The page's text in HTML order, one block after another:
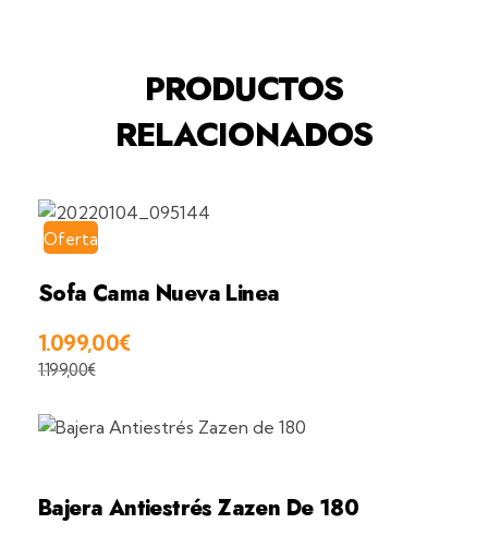
PRODUCTOS
RELACIONADOS
Oferta
Sofa Cama Nueva Linea
1.099,00€
1.199,00€
Bajera Antiestrés Zazen De 180